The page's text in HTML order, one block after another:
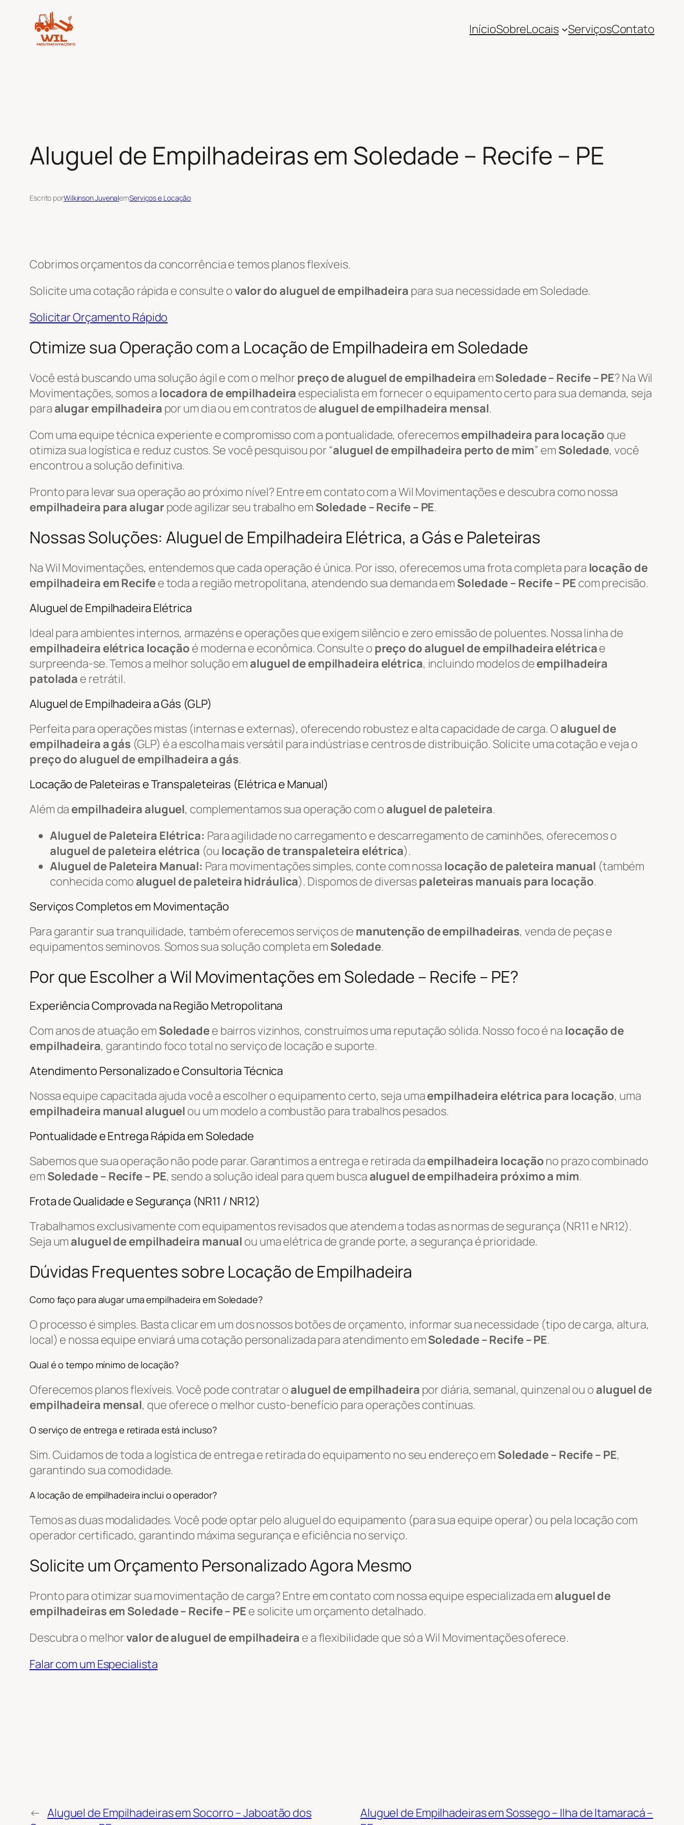
InícioSobreLocais ServiçosContato
Aluguel de Empilhadeiras em Soledade – Recife – PE
Escrito porWilkinson JuvenalemServiços e Locação
Cobrimos orçamentos da concorrência e temos planos flexíveis.
Solicite uma cotação rápida e consulte ovalor do aluguel de empilhadeira para sua necessidade em Soledade.
Solicitar Orçamento Rápido
Otimize sua Operação com a Locação de Empilhadeira em Soledade
Você está buscando uma solução ágil e com o melhor preço de aluguel de empilhadeira emSoledade – Recife – PE? Na Wil
Movimentações, somos a locadora de empilhadeira especialista em fornecer o equipamento certo para sua demanda, seja
para alugar empilhadeira por um dia ou em contratos de aluguel de empilhadeira mensal.
Com uma equipe técnica experiente e compromisso com a pontualidade, oferecemosempilhadeira para locação que
otimiza sua logística e reduz custos. Se você pesquisou por “aluguel de empilhadeira perto de mim” em Soledade, você
encontrou a solução definitiva.
Pronto para levar sua operação ao próximo nível? Entre em contato com a Wil Movimentações e descubra como nossa
empilhadeira para alugarpode agilizar seu trabalho em Soledade – Recife – PE.
Nossas Soluções: Aluguel de Empilhadeira Elétrica, a Gás e Paleteiras
Na Wil Movimentações, entendemos que cada operação é única. Por isso, oferecemos uma frota completa para locação de
empilhadeira em Recifee toda a região metropolitana, atendendo sua demanda em Soledade – Recife – PE com precisão.
Aluguel de Empilhadeira Elétrica
Ideal para ambientes internos, armazéns e operações que exigem silêncio e zero emissão de poluentes. Nossa linha de
empilhadeira elétrica locação é moderna e econômica. Consulte o preço do aluguel de empilhadeira elétricae
surpreenda-se. Temos a melhor solução em aluguel de empilhadeira elétrica, incluindo modelos deempilhadeira
patolada e retrátil.
Aluguel de Empilhadeira a Gás (GLP)
Perfeita para operações mistas (internas e externas), oferecendo robustez e alta capacidade de carga. O aluguel de
empilhadeira a gás (GLP) é a escolha mais versátil para indústrias e centros de distribuição. Solicite uma cotação e veja o
preço do aluguel de empilhadeira a gás.
Locação de Paleteiras e Transpaleteiras (Elétrica e Manual)
Além da empilhadeira aluguel, complementamos sua operação com o aluguel de paleteira.
Aluguel de Paleteira Elétrica: Para agilidade no carregamento e descarregamento de caminhões, oferecemos o
aluguel de paleteira elétrica (ou locação de transpaleteira elétrica).
Aluguel de Paleteira Manual: Para movimentações simples, conte com nossa locação de paleteira manual (também
conhecida como aluguel de paleteira hidráulica). Dispomos de diversaspaleteiras manuais para locação.
Serviços Completos em Movimentação
Para garantir sua tranquilidade, também oferecemos serviços de manutenção de empilhadeiras, venda de peças e
equipamentos seminovos. Somos sua solução completa em Soledade.
Por que Escolher a Wil Movimentações em Soledade – Recife – PE?
Experiência Comprovada na Região Metropolitana
Com anos de atuação em Soledadee bairros vizinhos, construímos uma reputação sólida. Nosso foco é na locação de
empilhadeira, garantindo foco total no serviço de locação e suporte.
Atendimento Personalizado e Consultoria Técnica
Nossa equipe capacitada ajuda você a escolher o equipamento certo, seja umaempilhadeira elétrica para locação, uma
empilhadeira manual aluguel ou um modelo a combustão para trabalhos pesados.
Pontualidade e Entrega Rápida em Soledade
Sabemos que sua operação não pode parar. Garantimos a entrega e retirada daempilhadeira locaçãono prazo combinado
em Soledade – Recife – PE, sendo a solução ideal para quem busca aluguel de empilhadeira próximo a mim.
Frota de Qualidade e Segurança (NR11 / NR12)
Trabalhamos exclusivamente com equipamentos revisados que atendem a todas as normas de segurança (NR11 e NR12).
Seja um aluguel de empilhadeira manual ou uma elétrica de grande porte, a segurança é prioridade.
Dúvidas Frequentes sobre Locação de Empilhadeira
Como faço para alugar uma empilhadeira em Soledade?
O processo é simples. Basta clicar em um dos nossos botões de orçamento, informar sua necessidade (tipo de carga, altura,
local) e nossa equipe enviará uma cotação personalizada para atendimento emSoledade – Recife – PE.
Qual é o tempo mínimo de locação?
Oferecemos planos flexíveis. Você pode contratar o aluguel de empilhadeira por diária, semanal, quinzenal ou o aluguel de
empilhadeira mensal, que oferece o melhor custo-benefício para operações contínuas.
O serviço de entrega e retirada está incluso?
Sim. Cuidamos de toda a logística de entrega e retirada do equipamento no seu endereço em Soledade – Recife – PE,
garantindo sua comodidade.
A locação de empilhadeira inclui o operador?
Temos as duas modalidades. Você pode optar pelo aluguel do equipamento (para sua equipe operar) ou pela locação com
operador certificado, garantindo máxima segurança e eficiência no serviço.
Solicite um Orçamento Personalizado Agora Mesmo
Pronto para otimizar sua movimentação de carga? Entre em contato com nossa equipe especializada em aluguel de
empilhadeiras em Soledade – Recife – PE e solicite um orçamento detalhado.
Descubra o melhorvalor de aluguel de empilhadeira e a flexibilidade que só a Wil Movimentações oferece.
Falar com um Especialista
← Aluguel de Empilhadeiras em Socorro – Jaboatão dos
Aluguel de Empilhadeiras em Sossego – Ilha de Itamaracá –